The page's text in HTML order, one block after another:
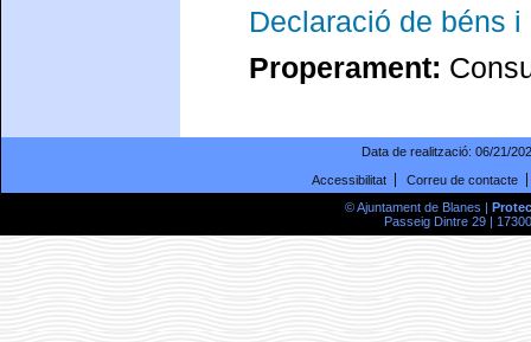
Declaració de béns
Properament:
Data de realització: 06/21/
Accessibilitat
Correu de contacte
© Ajuntament de Blanes |
Passeig Dintre 29 |